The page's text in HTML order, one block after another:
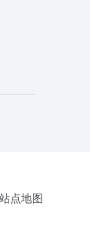
站点地图